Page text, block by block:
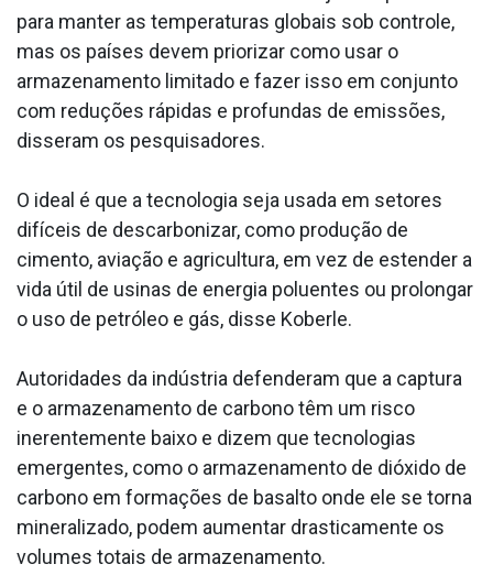
para manter as temperaturas globais sob controle,
mas os países devem priorizar como usar o
armazenamento limitado e fazer isso em conjunto
com reduções rápidas e profundas de emissões,
disseram os pesquisadores.
O ideal é que a tecnologia seja usada em setores
difíceis de descarbonizar, como produção de
cimento, aviação e agricultura, em vez de estender a
vida útil de usinas de energia poluentes ou prolongar
o uso de petróleo e gás, disse Koberle.
Autoridades da indústria defenderam que a captura
e o armazenamento de carbono têm um risco
inerentemente baixo e dizem que tecnologias
emergentes, como o armazenamento de dióxido de
carbono em formações de basalto onde ele se torna
mineralizado, podem aumentar drasticamente os
volumes totais de armazenamento.